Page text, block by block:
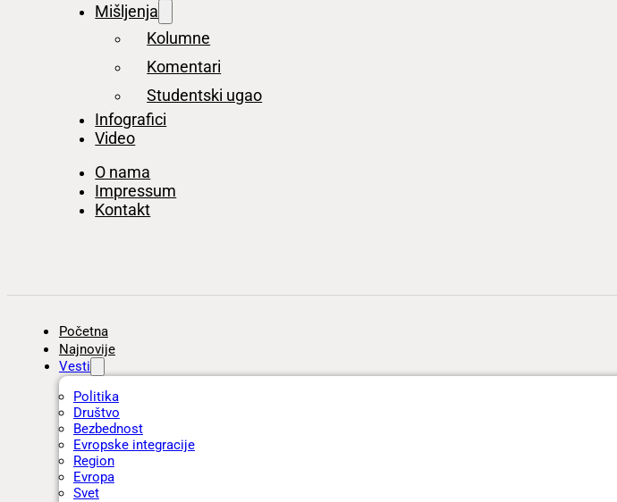
Mišljenja
Kolumne
Komentari
Studentski ugao
Infografici
Video
O nama
Impressum
Kontakt
Početna
Najnovije
Vesti
Politika
Društvo
Bezbednost
Evropske integracije
Region
Evropa
Svet